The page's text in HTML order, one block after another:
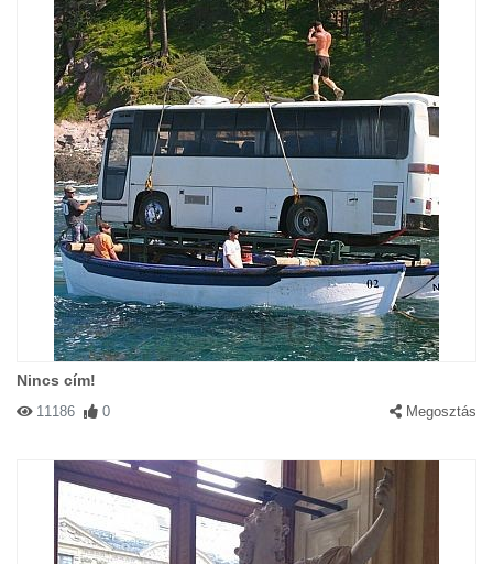
Nincs cím!
11186 0 Megosztás